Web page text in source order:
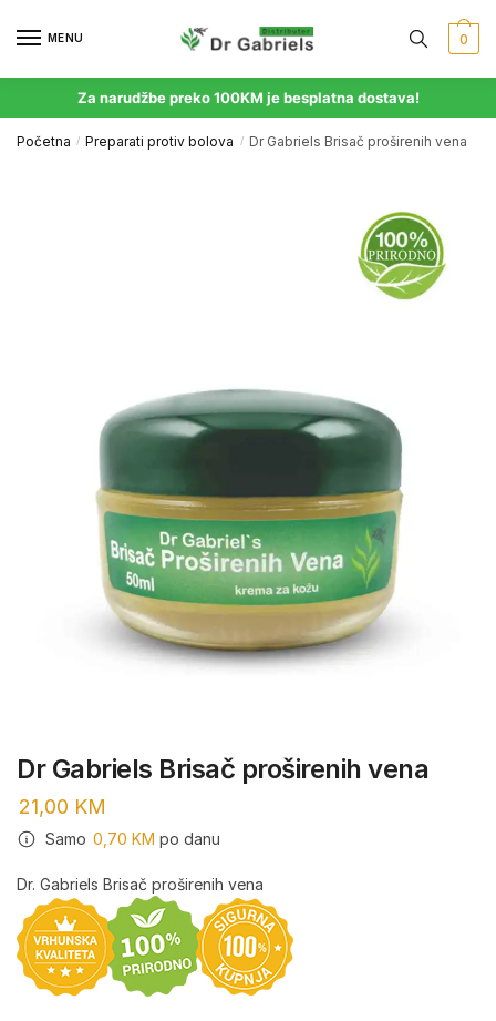
MENU 0
Za narudžbe preko 100KM je besplatna dostava!
Početna / Preparati protiv bolova / Dr Gabriels Brisač proširenih vena
Dr Gabriels Brisač proširenih vena
21,00 KM
Samo 0,70 KM po danu
Dr. Gabriels Brisač proširenih vena